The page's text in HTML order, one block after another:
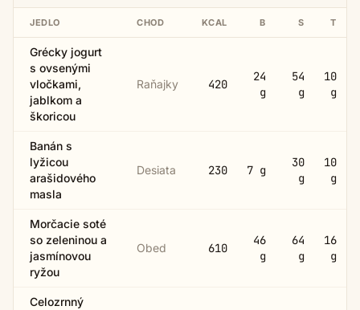
JEDLO CHOD KCAL B S T
Grécky jogurt
s ovsenými
vločkami,
jablkom a
škoricou
Raňajky 420
24
g
54
g
10
g
Banán s
lyžicou
arašidového
masla
Desiata 230 7 g
30
g
10
g
Morčacie soté
so zeleninou a
jasmínovou
ryžou
Obed 610
46
g
64
g
16
g
Celozrnný